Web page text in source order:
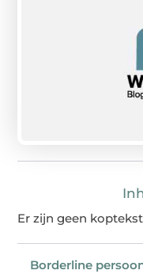
Er zijn geen
Borderline